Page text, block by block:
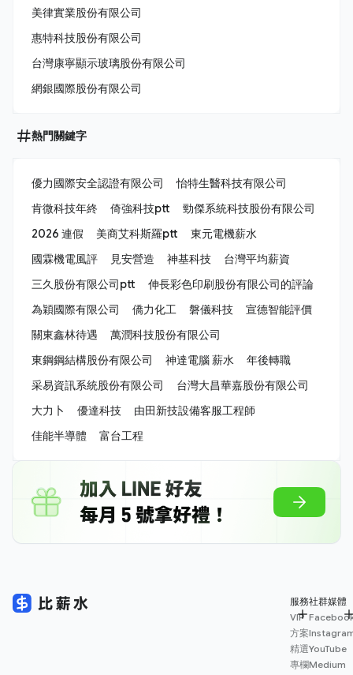
美律實業股份有限公司
惠特科技股份有限公司
台灣康寧顯示玻璃股份有限公司
網銀國際股份有限公司
熱門關鍵字
優力國際安全認證有限公司
怡特生醫科技有限公司
肯微科技年終
倚強科技ptt
勁傑系統科技股份有限公司
2026 連假
美商艾科斯羅ptt
東元電機薪水
國霖機電風評
見安營造 神基科技
台灣平均薪資
三久股份有限公司ptt
伸長彩色印刷股份有限公司的評論
為穎國際有限公司
僑力化工 磐儀科技
宣德智能評價
關東鑫林待遇
萬潤科技股份有限公司
東鋼鋼結構股份有限公司
神達電腦 薪水
年後轉職
采易資訊系統股份有限公司
台灣大昌華嘉股份有限公司
大力卜
優達科技
由田新技設備客服工程師
佳能半導體
富台工程
服務
VIP
方案
精選
專欄
社群媒體
YouTube
Medium